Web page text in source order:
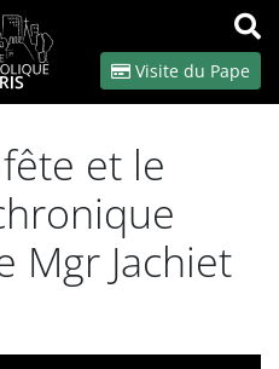
OK
Visite du Pape
et le
Mgr Jachiet